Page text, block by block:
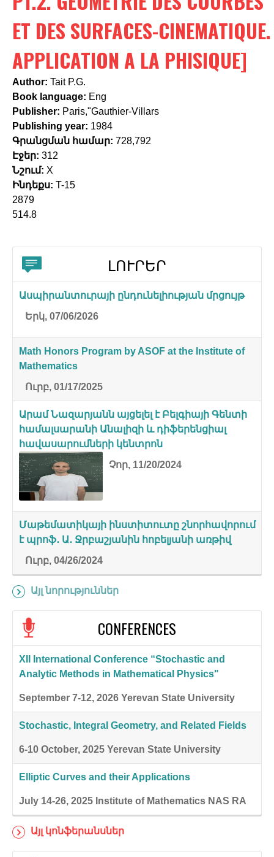
h
f
o
r
m
ET DES SURFACES-CINEMATIQUE.
APPLICATION A LA PHISIQUE]
Author: Tait P.G.
Book language: Eng
Publisher: Paris,"Gauthier-Villars
Publishing year: 1984
Գրանցման համար: 728,792
Էջեր: 312
Նշում: X
Ինդեքս: T-15
2879
514.8
ԼՈՒՐԵՐ
Ասպիրանտուրայի ընդունելիության մրցույթ
Երկ, 07/06/2026
Math Honors Program by ASOF at the Institute of
Mathematics
Ուրբ, 01/17/2025
Արամ Նազարյանն այցելել է Բելգիայի Գենտի
համալսարանի Անալիզի և դիֆերենցիալ
հավասարումների կենտրոն
Չոր, 11/20/2024
Մաթեմատիկայի ինստիտուտը շնորհավորում
է պրոֆ․ Ա․ Ջրբաշյանին հոբելյանի առթիվ
Ուրբ, 04/26/2024
Այլ նորություններ
CONFERENCES
XII International Conference “Stochastic and
Analytic Methods in Mathematical Physics"
September 7-12, 2026 Yerevan State University
Stochastic, Integral Geometry, and Related Fields
6-10 October, 2025 Yerevan State University
Elliptic Curves and their Applications
July 14-26, 2025 Institute of Mathematics NAS RA
Այլ կոնֆերանսներ